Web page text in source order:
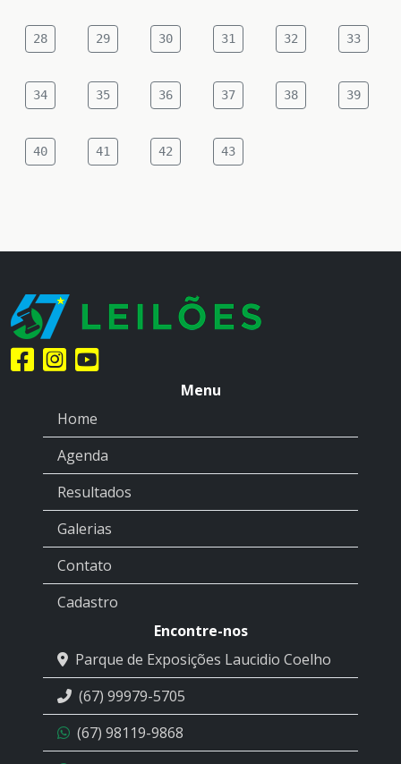
28 29 30 31 32 33
34 35 36 37 38 39
40 41 42 43
Menu
Home
Agenda
Resultados
Galerias
Contato
Cadastro
Encontre-nos
Parque de Exposições Laucidio Coelho
(67) 99979-5705
(67) 98119-9868